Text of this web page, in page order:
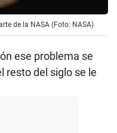
de la NASA (Foto: NASA)
ese problema se
resto del siglo se le